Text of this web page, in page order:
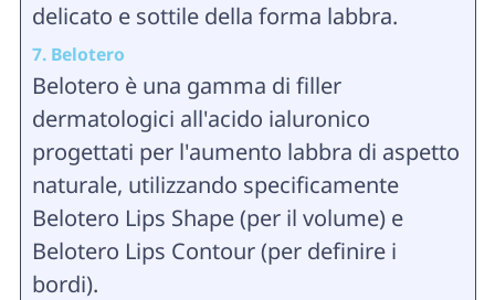
delicato e sottile della forma labbra.
7. Belotero
Belotero è una gamma di filler
dermatologici all'acido ialuronico
progettati per l'aumento labbra di aspetto
naturale, utilizzando specificamente
Belotero Lips Shape (per il volume) e
Belotero Lips Contour (per definire i
bordi).